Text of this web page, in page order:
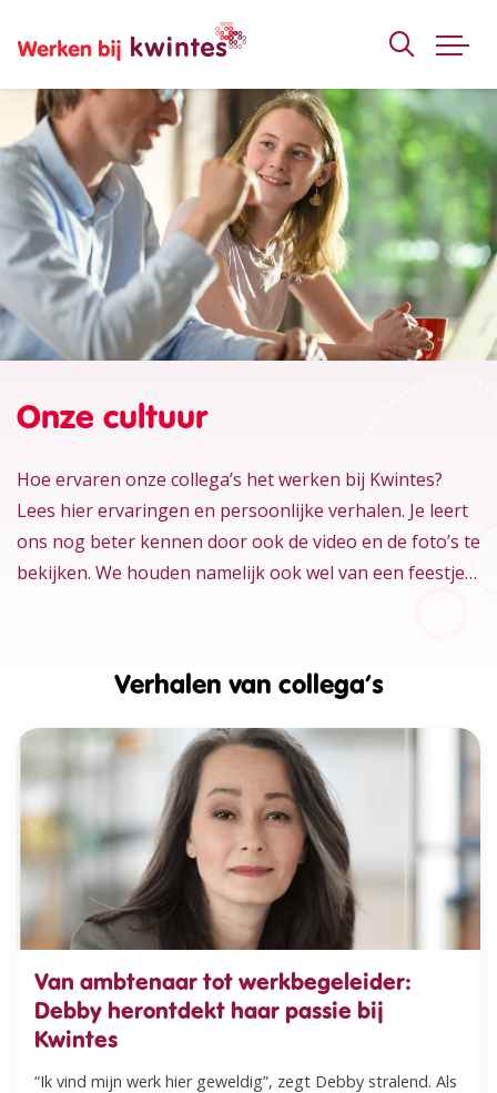
Onze cultuur
Hoe ervaren onze collega’s het werken bij Kwintes?
Lees hier ervaringen en persoonlijke verhalen. Je leert
ons nog beter kennen door ook de video en de foto’s te
bekijken. We houden namelijk ook wel van een feestje…
Verhalen van collega’s
Van ambtenaar tot werkbegeleider:
Debby herontdekt haar passie bij
Kwintes
“Ik vind mijn werk hier geweldig”, zegt Debby stralend. Als